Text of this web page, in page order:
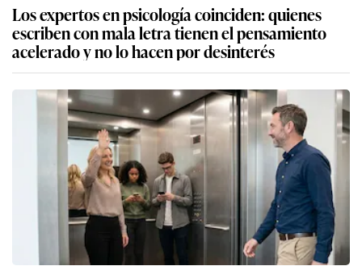
Los expertos en psicología coinciden: quienes
escriben con mala letra tienen el pensamiento
acelerado y no lo hacen por desinterés